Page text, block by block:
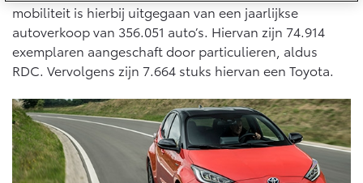
Corolla Cross
HYBRIDE
Vanaf € 39.995,-
Toyota C-HR
OOK ALS PLUG-IN
HYBRIDE
Vanaf € 36.495,-
10 jaar batterijgarantie
Toyota fabrieksgarantie
Onderdelen & Accessoires
Onderdelen
Accessoires
Banden
Energie en slim laden
Verzekeren
Toyota Autoverzekering
Toyota Hybride Autoverzekering
Bedrijfswagens
Bedrijfswagens op maat
Financieren of leasen
Verzekeren
mobiliteit is hierbij uitgegaan van een jaarlijkse
autoverkoop van 356.051 auto’s. Hiervan zijn 74.914
exemplaren aangeschaft door particulieren, aldus
RDC. Vervolgens zijn 7.664 stuks hiervan een Toyota.